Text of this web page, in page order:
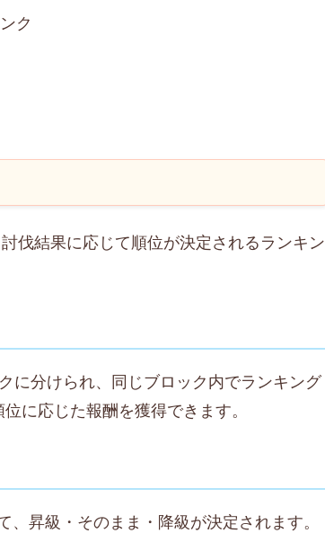
ク
伐結果に応じて順位が決定されるランキン
に分けられ、同じブロック内でランキング
に応じた報酬を獲得できます。
昇級・そのまま・降級が決定されます。